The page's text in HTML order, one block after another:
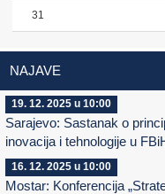
31
NAJAVE
19. 12. 2025 u 10:00
Sarajevo: Sastanak o
inovacija i tehnologije u
16. 12. 2025 u 10:00
Mostar: Konferencija